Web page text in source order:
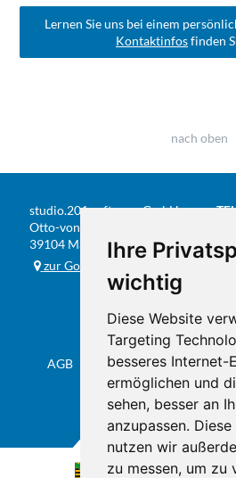
Ihre
wichtig
Diese Website
Targeting
besseres Internet-
ermöglichen und
sehen, besser an
anzupassen.
nutzen wir
zu messen, um zu
Lernen Sie uns bei einem
Kontaktinfosfinden
nach oben
studio.201 software GmbH
Otto-von-Guericke-Str. 104
39104 Magdeburg
zur Google-Karte
TEL
E-
AGB Datenschutz & Impressum